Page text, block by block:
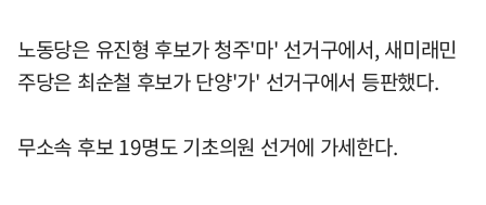
노동당은 유진형 후보가 청주'마' 선거구에서, 새미래민
주당은 최순철 후보가 단양'가' 선거구에서 등판했다.
무소속 후보 19명도 기초의원 선거에 가세한다.